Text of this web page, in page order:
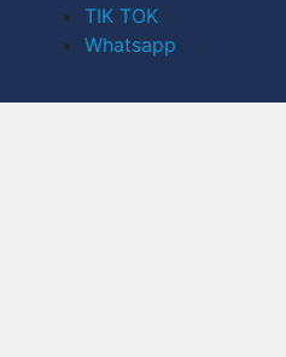
TIK TOK
Whatsapp